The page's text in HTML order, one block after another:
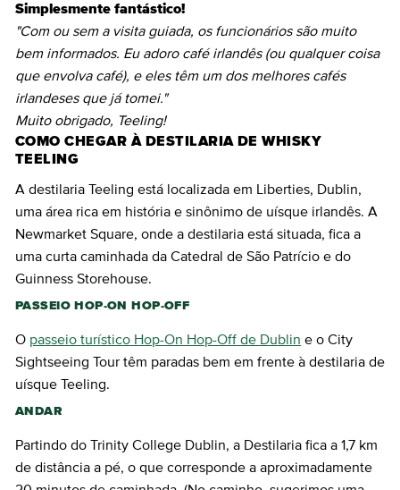
Simplesmente fantástico!
"Com ou sem a visita guiada, os funcionários são muito
bem informados. Eu adoro café irlandês (ou qualquer coisa
que envolva café), e eles têm um dos melhores cafés
irlandeses que já tomei."
Muito obrigado, Teeling!
COMO CHEGAR À DESTILARIA DE WHISKY
TEELING
A destilaria Teeling está localizada em Liberties, Dublin,
uma área rica em história e sinônimo de uísque irlandês. A
Newmarket Square, onde a destilaria está situada, fica a
uma curta caminhada da Catedral de São Patrício e do
Guinness Storehouse.
PASSEIO HOP-ON HOP-OFF
O passeio turístico Hop-On Hop-Off de Dublin e o City
Sightseeing Tour têm paradas bem em frente à destilaria de
uísque Teeling.
ANDAR
Partindo do Trinity College Dublin, a Destilaria fica a 1,7 km
de distância a pé, o que corresponde a aproximadamente